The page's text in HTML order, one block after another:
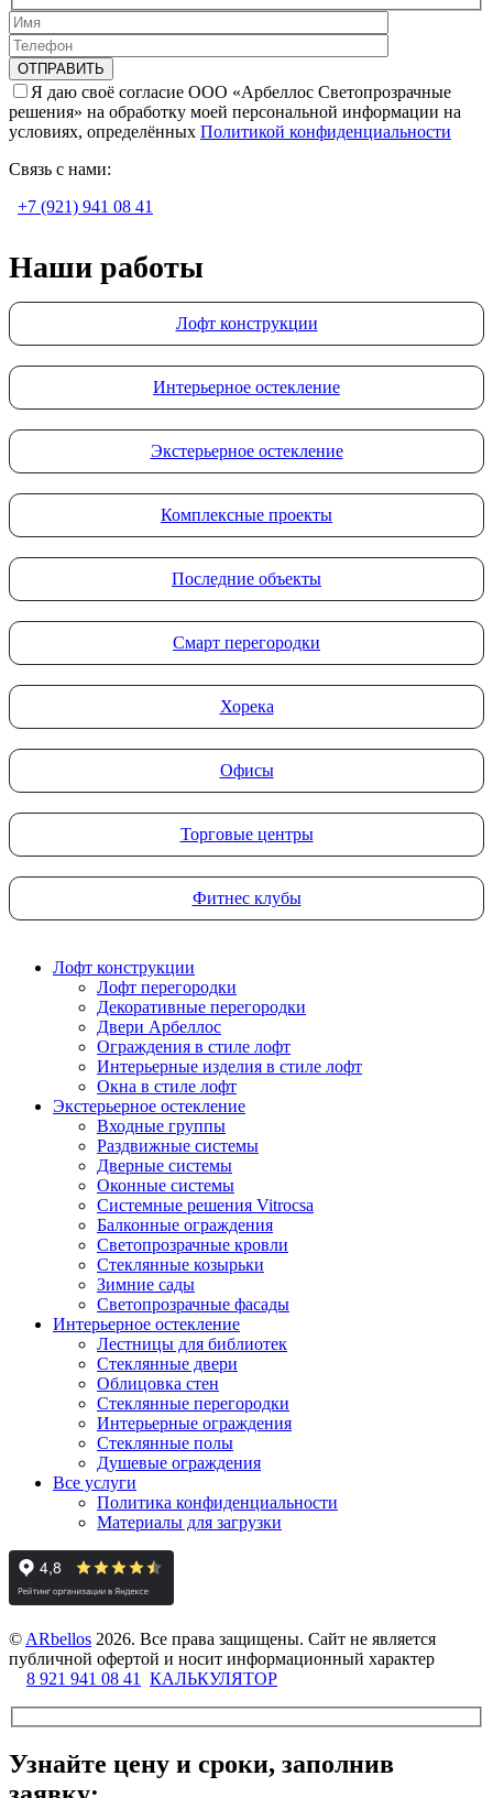
Я даю своё согласие ООО «Арбеллос Светопрозрачные
решения» на обработку моей персональной информации на
условиях, определённых Политикой конфиденциальности
Связь с нами:
+7 (921) 941 08 41
Наши работы
Лофт конструкции
Интерьерное остекление
Экстерьерное остекление
Комплексные проекты
Последние объекты
Смарт перегородки
Хорека
Офисы
Торговые центры
Фитнес клубы
Лофт конструкции
Лофт перегородки
Декоративные перегородки
Двери Арбеллос
Ограждения в стиле лофт
Интерьерные изделия в стиле лофт
Окна в стиле лофт
Экстерьерное остекление
Входные группы
Раздвижные системы
Дверные системы
Оконные системы
Системные решения Vitrocsa
Балконные ограждения
Светопрозрачные кровли
Стеклянные козырьки
Зимние сады
Светопрозрачные фасады
Интерьерное остекление
Лестницы для библиотек
Стеклянные двери
Облицовка стен
Стеклянные перегородки
Интерьерные ограждения
Стеклянные полы
Душевые ограждения
Все услуги
Политика конфиденциальности
Материалы для загрузки
© ARbellos 2026. Все права защищены. Сайт не является
публичной офертой и носит информационный характер
8 921 941 08 41
КАЛЬКУЛЯТОР
Узнайте цену и сроки, заполнив